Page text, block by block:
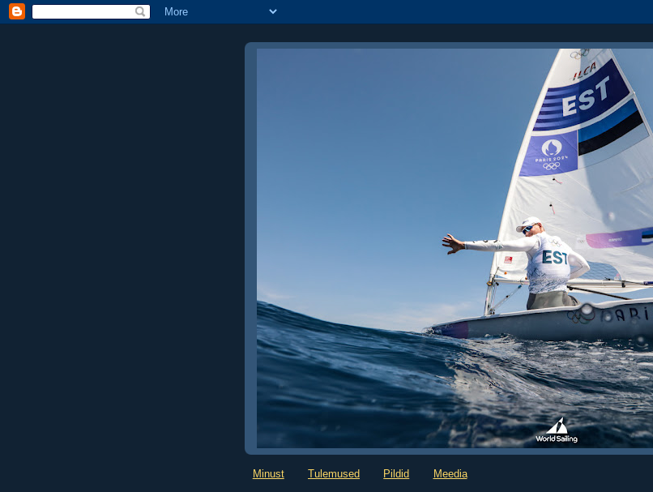
Minust Tulemused Pildid Meedia